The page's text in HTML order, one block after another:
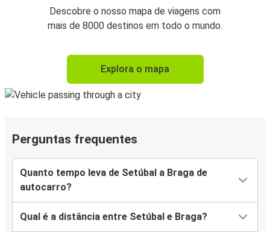
Descobre o nosso mapa de viagens com
mais de 8000 destinos em todo o mundo.
Explora o mapa
Perguntas frequentes
Quanto tempo leva de Setúbal a Braga de
autocarro?
Qual é a distância entre Setúbal e Braga?